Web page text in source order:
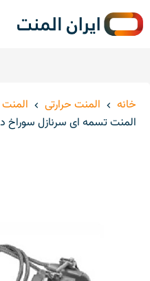
خانه المنت حرارتی
المنت تسمه ای سرنازل سوراخ